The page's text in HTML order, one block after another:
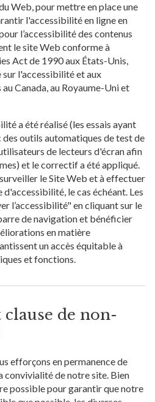
Web, pour mettre en place une
l'accessibilité en ligne en
l’accessibilité des contenus
le site Web conforme à
Actde 1990 aux États-Unis,
sur l'accessibilité et aux
Canada, au Royaume-Uni et
a été réalisé (les essais ayant
outils automatiques de test de
de lecteurs d'écran afin
et le correctif a été appliqué.
le Site Web et à effectuer
d'accessibilité, le cas échéant. Les
l’accessibilité" en cliquant sur le
de navigation et bénéficier
en matière
un accès équitable à
et fonctions.
de non-
efforçons en permanence de
de notre site. Bien
possible pour garantir que notre